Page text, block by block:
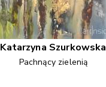
Katarzyna Szurkowska
Pachnący zielenią